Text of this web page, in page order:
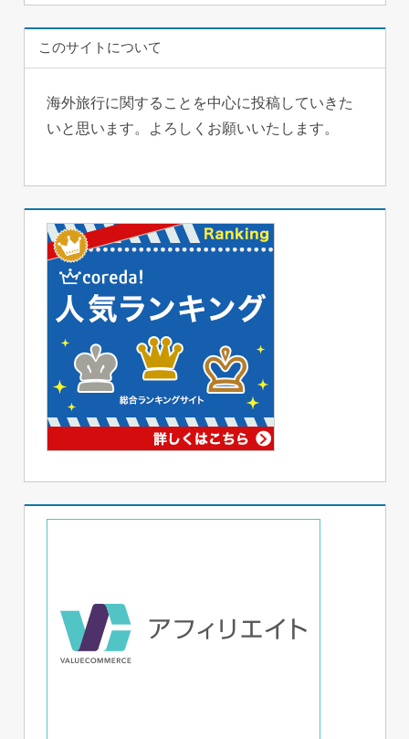
このサイトについて
海外旅行に関することを中心に投稿していきた
いと思います。よろしくお願いいたします。